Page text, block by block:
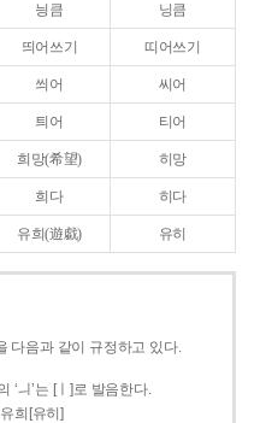
닁큼 닝큼
띄어쓰기 띠어쓰기
씌어 씨어
틔어 티어
희망(希望) 히망
희다 히다
유희(遊戱) 유히
다음과 같이 규정하고 있다.
ㅢ’는 [ㅣ]로 발음한다.
유희[유히]